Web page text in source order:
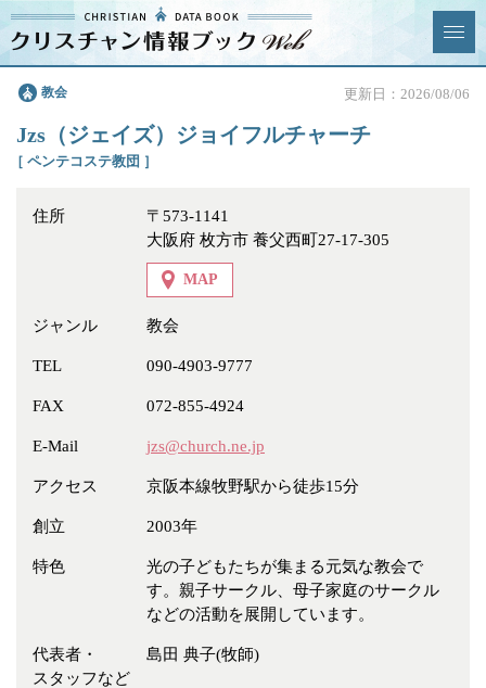
クリスチャン
情報ブックとは
News & Topics
よくあるご質問
情報掲載の変更・追加につい
教会
特別集会奉仕者 医療・福祉
冠婚葬祭 各種団体
教団教派
お店・企業・その他
教会 更新日：2026/08/06
Jzs（ジェイズ）ジョイフルチャーチ
［ ペンテコステ教団 ］
住所
〒573-1141
大阪府 枚方市 養父西町27-17-305
MAP
ジャンル 教会
TEL 090-4903-9777
FAX 072-855-4924
E-Mail jzs@church.ne.jp
アクセス 京阪本線牧野駅から徒歩15分
創立 2003年
特色
光の子どもたちが集まる元気な教会で
す。親子サークル、母子家庭のサークル
などの活動を展開しています。
代表者・
スタッフなど
島田 典子(牧師)